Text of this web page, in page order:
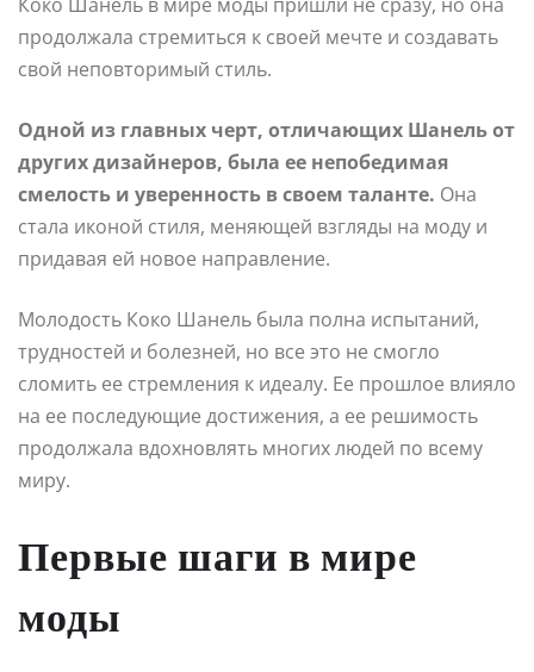
продолжала стремиться к своей мечте и создавать
свой неповторимый стиль.
Одной из главных черт, отличающих Шанель от
других дизайнеров, была ее непобедимая
смелость и уверенность в своем таланте. Она
стала иконой стиля, меняющей взгляды на моду и
придавая ей новое направление.
Молодость Коко Шанель была полна испытаний,
трудностей и болезней, но все это не смогло
сломить ее стремления к идеалу. Ее прошлое влияло
на ее последующие достижения, а ее решимость
продолжала вдохновлять многих людей по всему
миру.
Первые шаги в мире
моды